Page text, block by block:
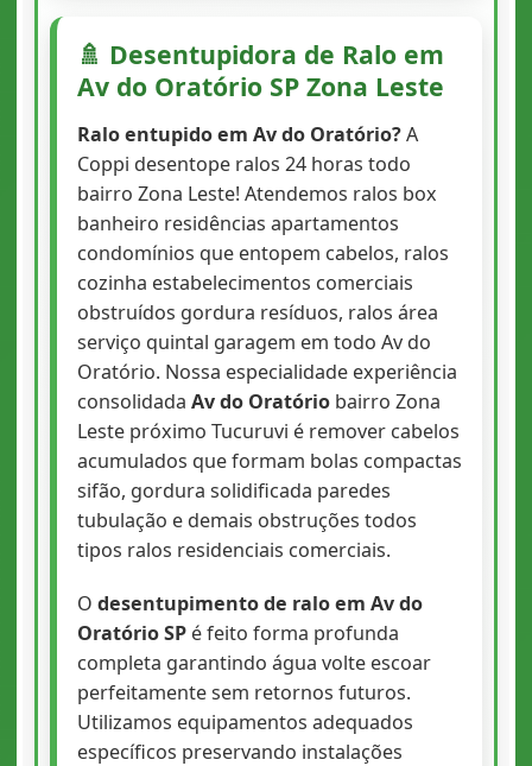
🚿 Desentupidora de Ralo em
Av do Oratório SP Zona Leste
Ralo entupido em Av do Oratório?A
Coppi desentope ralos 24 horas todo
bairro Zona Leste! Atendemos ralos box
banheiro residências apartamentos
condomínios que entopem cabelos, ralos
cozinha estabelecimentos comerciais
obstruídos gordura resíduos, ralos área
serviço quintal garagem em todo Av do
Oratório. Nossa especialidade experiência
consolidada Av do Oratóriobairro Zona
Leste próximo Tucuruvi é remover cabelos
acumulados que formam bolas compactas
sifão, gordura solidificada paredes
tubulação e demais obstruções todos
tipos ralos residenciais comerciais.
O desentupimento de ralo em Av do
Oratório SPé feito forma profunda
completa garantindo água volte escoar
perfeitamente sem retornos futuros.
Utilizamos equipamentos adequados
específicos preservando instalações